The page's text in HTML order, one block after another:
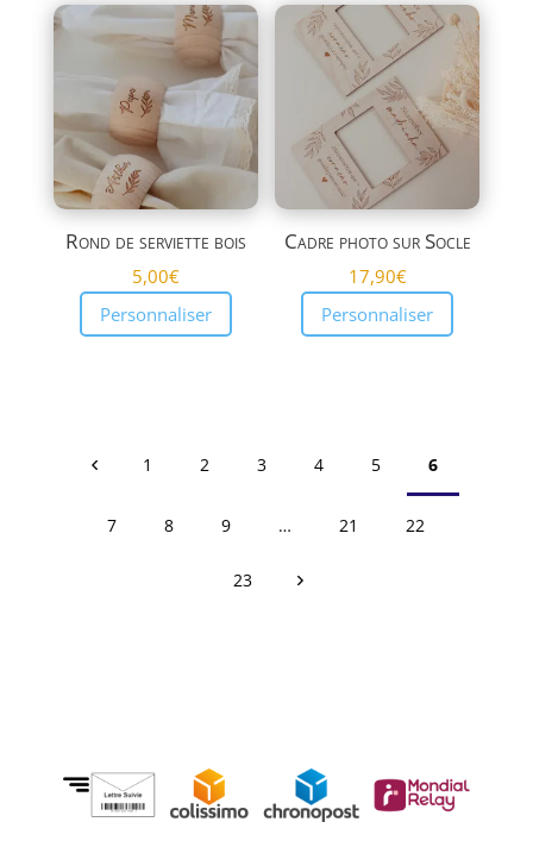
Rond de serviette bois
5,00€
Personnaliser
Cadre photo sur Socle
17,90€
Personnaliser
1 2 3 4 5 6
7 8 9 … 21 22
23